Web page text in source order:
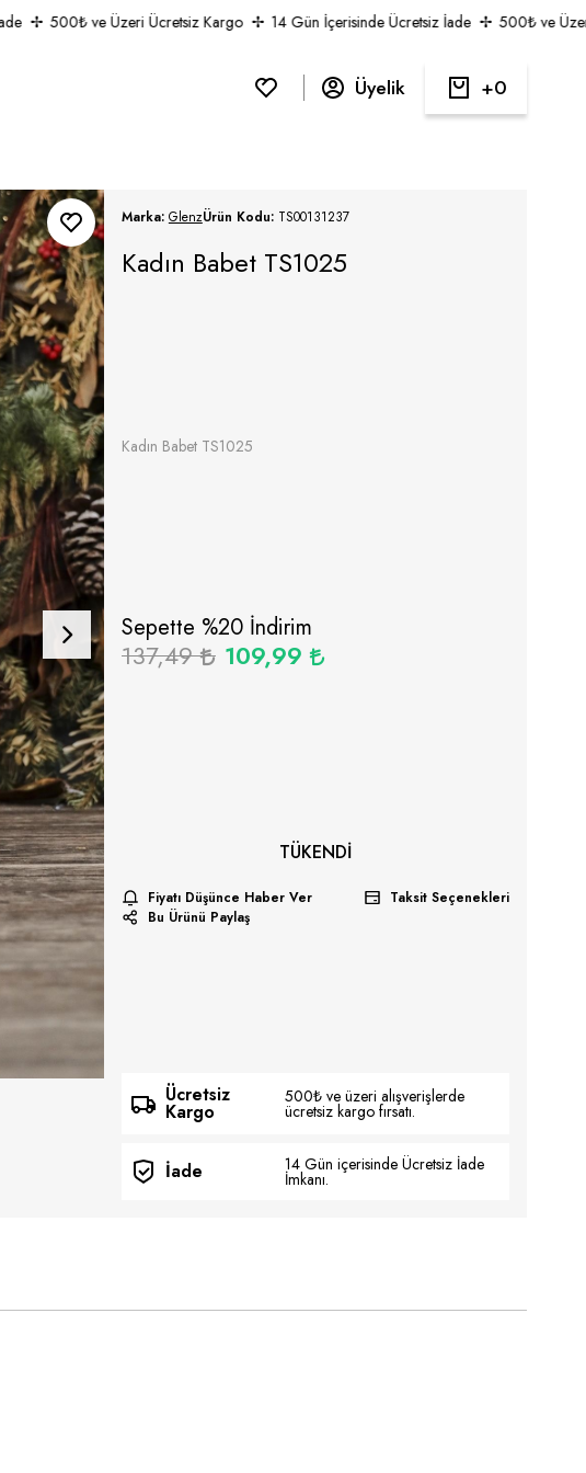
500₺ ve Üzeri Ücretsiz Kargo 14 Gün İçerisinde Ücretsiz İade 500₺ ve Üzeri
Üyelik 0
Marka: GlenzÜrün Kodu: TS00131237
Kadın Babet TS1025
Kadın Babet TS1025
Sepette %20İndirim
137,49 109,99
TÜKENDI
Fiyatı Düşünce Haber Ver
Taksit Seçenekleri
Bu Ürünü Paylaş
Ücretsiz
Kargo
500₺ ve üzeri alışverişlerde
ücretsiz kargo fırsatı.
İade 14 Gün içerisinde Ücretsiz İade
İmkanı.